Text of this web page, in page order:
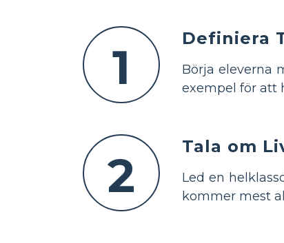
1
Definiera
Börja eleverna
exempel för att
2
Tala om
Led en
kommer mest